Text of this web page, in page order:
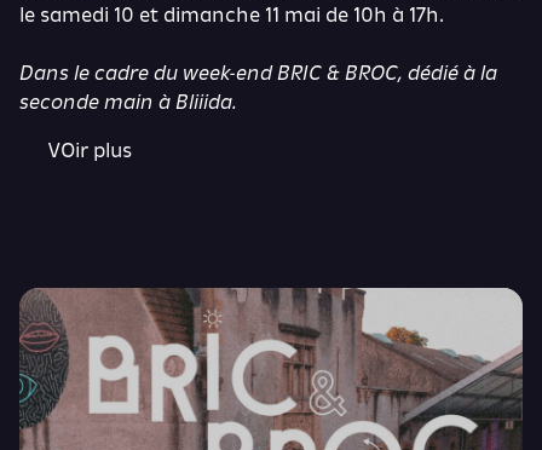
le samedi 10 et dimanche 11 mai de 10h à 17h.
Dans le cadre du week-end BRIC & BROC, dédié à la
seconde main à Bliiida.
VOir plus